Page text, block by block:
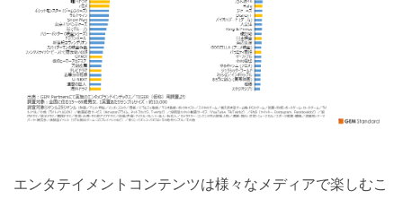
エンタテイメントコンテンツは様々なメディアで楽しむこ